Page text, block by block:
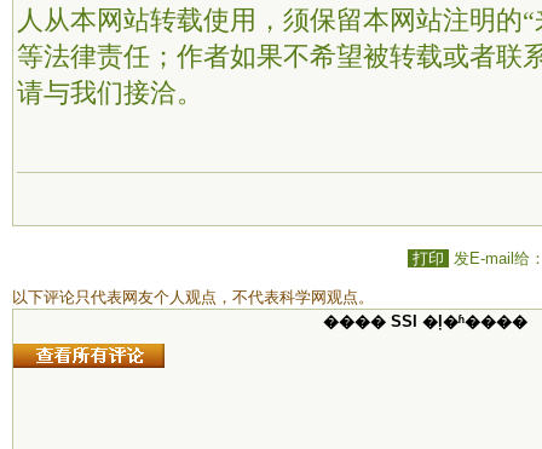
人从本网站转载使用，须保留本网站注明的
等法律责任；作者如果不希望被转载或者联
请与我们接洽。
打印 发E-mail给
以下评论只代表网友个人观点，不代表科学网观点。
���� SSI �ļ�ʱ����